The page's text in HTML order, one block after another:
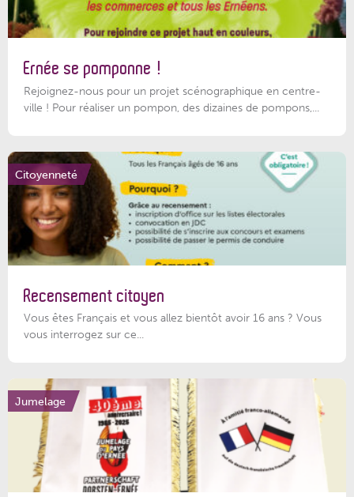
Ernée se pomponne !
Rejoignez-nous pour un projet scénographique en centre-
ville ! Pour réaliser un pompon, des dizaines de pompons,...
Citoyenneté
Recensement citoyen
Vous êtes Français et vous allez bientôt avoir 16 ans ? Vous
vous interrogez sur ce...
Jumelage